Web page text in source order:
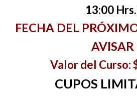
13:00
FECHA DEL
AVISAR
Valor del Curso:
CUPOS